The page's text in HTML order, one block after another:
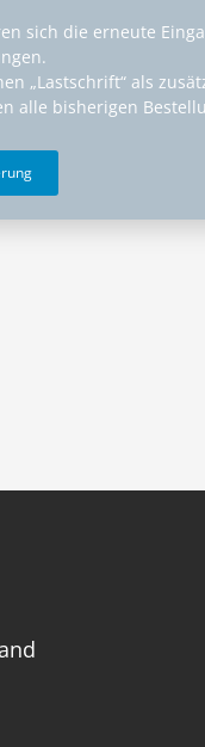
sich die erneute
„Lastschrift“ als
alle bisherigen